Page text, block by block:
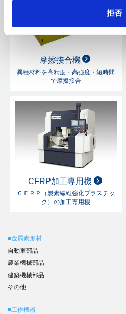
拒否
摩擦接合機
異種材料を高精度・高強度・短時間
で摩擦接合
CFRP加工専用機
ＣＦＲＰ（炭素繊維強化プラスチッ
ク）の加工専用機
■金属素形材
自動車部品
農業機械部品
建築機械部品
その他
■工作機器